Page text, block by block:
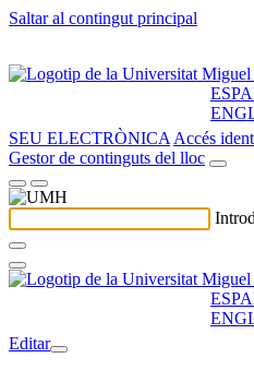
Saltar al contingut principal
SEU ELECTRÒNICA Accés
Gestor de continguts del lloc
Editar